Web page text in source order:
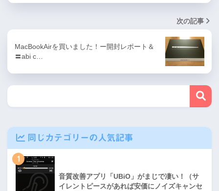
次の記事
MacBookAirを買いました！ー開封レポート＆
〓abi c…
同じカテゴリーの人気記事
1
音質改善アプリ「UBiO」がまじで凄い！（サ
イレントピースがあれば安価にノイズキャンセ